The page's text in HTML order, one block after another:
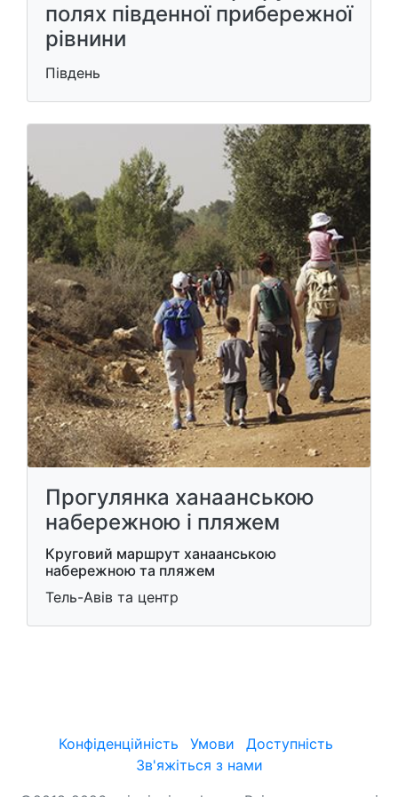
полях південної прибережної
рівнини
Південь
Прогулянка ханаанською
набережною і пляжем
Круговий маршрут ханаанською
набережною та пляжем
Тель-Авів та центр
Конфіденційність Умови
Доступність
Зв'яжіться з нами